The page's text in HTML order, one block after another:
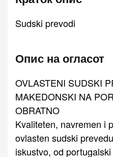
Sudski prevodi
Опис на огласот
OVLASTENI SUDSKI
MAKEDONSKI NA
OBRATNO
Kvaliteten, navremen i
ovlasten sudski
iskustvo, od